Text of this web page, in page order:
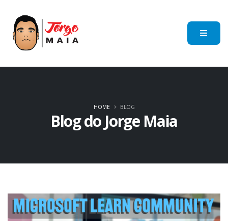
Blog do Jorge Maia
HOME BLOG